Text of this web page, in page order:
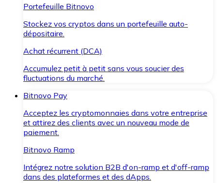
Portefeuille Bitnovo
Stockez vos cryptos dans un portefeuille auto-
dépositaire.
Achat récurrent (DCA)
Accumulez petit à petit sans vous soucier des
fluctuations du marché.
Bitnovo Pay
Acceptez les cryptomonnaies dans votre entreprise
et attirez des clients avec un nouveau mode de
paiement.
Bitnovo Ramp
Intégrez notre solution B2B d'on-ramp et d'off-ramp
dans des plateformes et des dApps.